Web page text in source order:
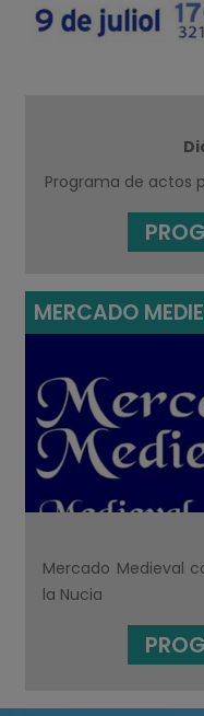
Programa de actos
MERCADO
Mercado Medieval
la Nucia